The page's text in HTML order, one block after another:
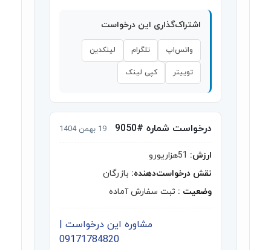
اشتراک‌گذاری این درخواست
واتس‌اپ تلگرام لینکدین
توییتر کپی لینک
درخواست شماره #9050 19 بهمن 1404
ارزش:
نقش درخواست‌دهنده: بازرگان
وضعیت : ثبت سفارش آماده
مشاوره این درخواست |
09171784820